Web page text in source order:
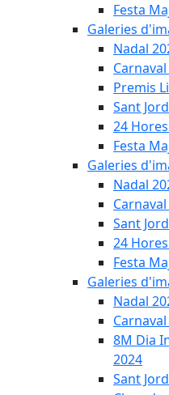
Festa
Galeries
Nadal
Premis
Sant
24
Festa
Galeries
Nadal
Sant
24
Festa
Galeries
Nadal
8M Dia
2024
Sant